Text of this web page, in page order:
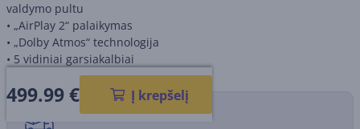
valdymo pultu
• „AirPlay 2“ palaikymas
• „Dolby Atmos“ technologija
• 5 vidiniai garsiakalbiai
499.99€ Į krepšelį
Pristatymo būdai